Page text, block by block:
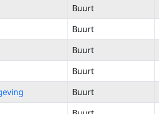
Buurt
Buurt
Buurt
Buurt
Buurt